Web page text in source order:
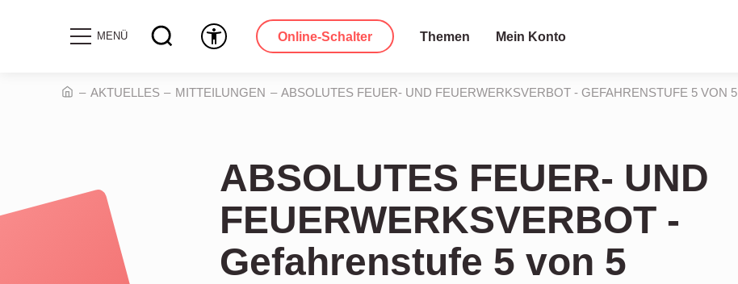
MENÜ Online-Schalter Themen Mein Konto
AKTUELLES MITTEILUNGEN ABSOLUTES FEUER-­ UND FEUERWERKS­VERBOT - GEFAHRENSTUFE 5 VON 5
ABSOLUTES FEUER-­ UND
FEUERWERKS­VERBOT -
Gefahrenstufe 5 von 5